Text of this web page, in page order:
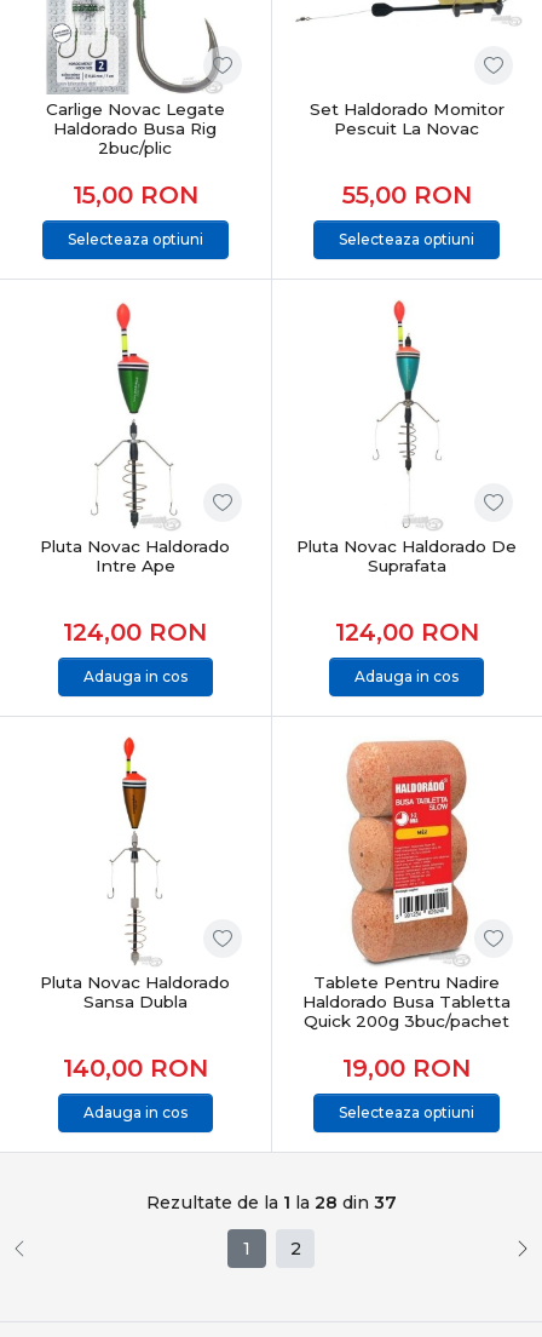
Carlige Novac Legate
Haldorado Busa Rig
2buc/plic
15,00 RON
Selecteaza optiuni
Set Haldorado Momitor
Pescuit La Novac
55,00 RON
Selecteaza optiuni
Pluta Novac Haldorado
Intre Ape
124,00 RON
Adauga in cos
Pluta Novac Haldorado De
Suprafata
124,00 RON
Adauga in cos
Pluta Novac Haldorado
Sansa Dubla
140,00 RON
Adauga in cos
Tablete Pentru Nadire
Haldorado Busa Tabletta
Quick 200g 3buc/pachet
19,00 RON
Selecteaza optiuni
Rezultate de la 1 la 28 din 37
1 2